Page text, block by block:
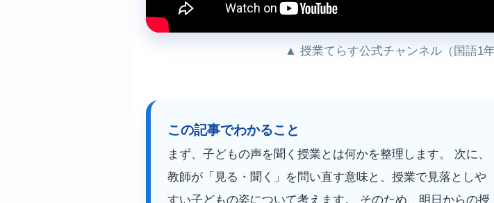
▲ 授業てらす公式チャンネル（国語1
この記事でわかること
まず、子どもの声を聞く授業とは何かを整理します。 次に、
教師が「見る・聞く」を問い直す意味と、授業で見落としや
すい子どもの姿について考えます。 そのため、明日からの授